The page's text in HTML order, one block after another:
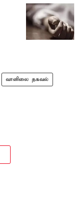
வானிலை தகவல்